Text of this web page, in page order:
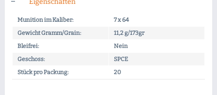
Eigenschaften
Munition im Kaliber:
7 x 64
Gewicht Gramm/Grain:
11,2 g/173gr
Bleifrei:
Nein
Geschoss:
SPCE
Stück pro Packung:
20